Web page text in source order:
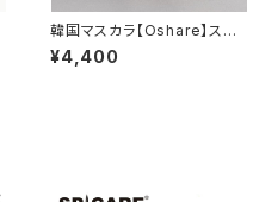
韓国マスカラ【Oshare】スキ
ニーチョコ 5㎖
¥4,400